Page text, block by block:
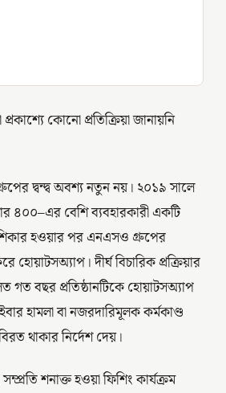
কোনো প্রতিক্রিয়া জানায়নি
দ্বন্দ্ব অবশ্য নতুন নয়। ২০১৯ সালে
৪০০–এর বেশি ব্যবহারকারী একটি
শিকার হওয়ার পর এনএসও গ্রুপের
দীর্ঘ বিচারিক প্রক্রিয়ার
গত বছর প্রতিষ্ঠানটিকে হোয়াটসঅ্যাপ
হামলা বা নজরদারিমূলক কর্মকাণ্ড
থাকার নির্দেশ দেয়।
শনাক্ত হওয়া ফিশিং কার্যক্রম